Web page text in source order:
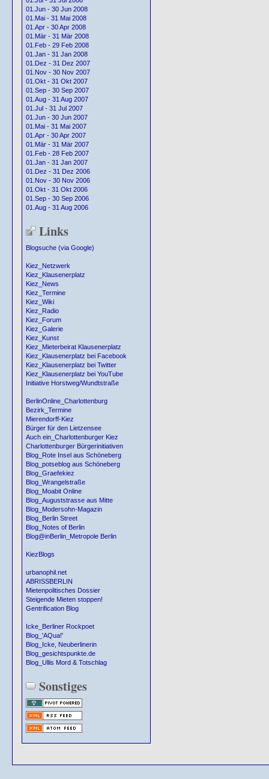
01.Jun - 30 Jun 2008
01.Mai - 31 Mai 2008
01.Apr - 30 Apr 2008
01.Mär - 31 Mär 2008
01.Feb - 29 Feb 2008
01.Jan - 31 Jan 2008
01.Dez - 31 Dez 2007
01.Nov - 30 Nov 2007
01.Okt - 31 Okt 2007
01.Sep - 30 Sep 2007
01.Aug - 31 Aug 2007
01.Jul - 31 Jul 2007
01.Jun - 30 Jun 2007
01.Mai - 31 Mai 2007
01.Apr - 30 Apr 2007
01.Mär - 31 Mär 2007
01.Feb - 28 Feb 2007
01.Jan - 31 Jan 2007
01.Dez - 31 Dez 2006
01.Nov - 30 Nov 2006
01.Okt - 31 Okt 2006
01.Sep - 30 Sep 2006
01.Aug - 31 Aug 2006
Links
Blogsuche (via Google)
Kiez_Netzwerk
Kiez_Klausenerplatz
Kiez_News
Kiez_Termine
Kiez_Wiki
Kiez_Radio
Kiez_Forum
Kiez_Galerie
Kiez_Kunst
Kiez_Mieterbeirat Klausenerplatz
Kiez_Klausenerplatz bei Facebook
Kiez_Klausenerplatz bei Twitter
Kiez_Klausenerplatz bei YouTube
Initiative Horstweg/Wundtstraße
BerlinOnline_Charlottenburg
Bezirk_Termine
Mierendorff-Kiez
Bürger für den Lietzensee
Auch ein_Charlottenburger Kiez
Charlottenburger Bürgerinitiativen
Blog_Rote Insel aus Schöneberg
Blog_potseblog aus Schöneberg
Blog_Graefekiez
Blog_Wrangelstraße
Blog_Moabit Online
Blog_Auguststrasse aus Mitte
Blog_Modersohn-Magazin
Blog_Berlin Street
Blog_Notes of Berlin
Blog@inBerlin_Metropole Berlin
KiezBlogs
urbanophil.net
ABRISSBERLIN
Mietenpolitisches Dossier
Steigende Mieten stoppen!
Gentrification Blog
Icke_Berliner Rockpoet
Blog_'AQua!'
Blog_Icke, Neuberlinerin
Blog_gesichtspunkte.de
Blog_Ullis Mord & Totschlag
Sonstiges